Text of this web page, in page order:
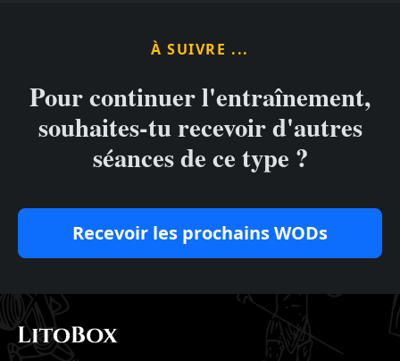
À SUIVRE ...
Pour continuer l'entraînement,
souhaites-tu recevoir d'autres
séances de ce type ?
Recevoir les prochains WODs